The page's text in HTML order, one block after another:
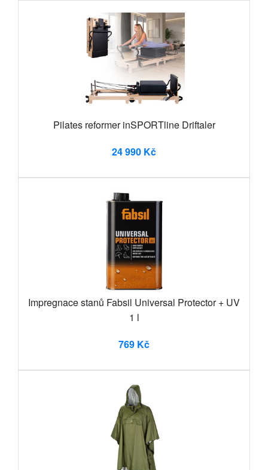
Pilates reformer inSPORTline Driftaler
24 990 Kč
Impregnace stanů Fabsil Universal Protector + UV
1 l
769 Kč